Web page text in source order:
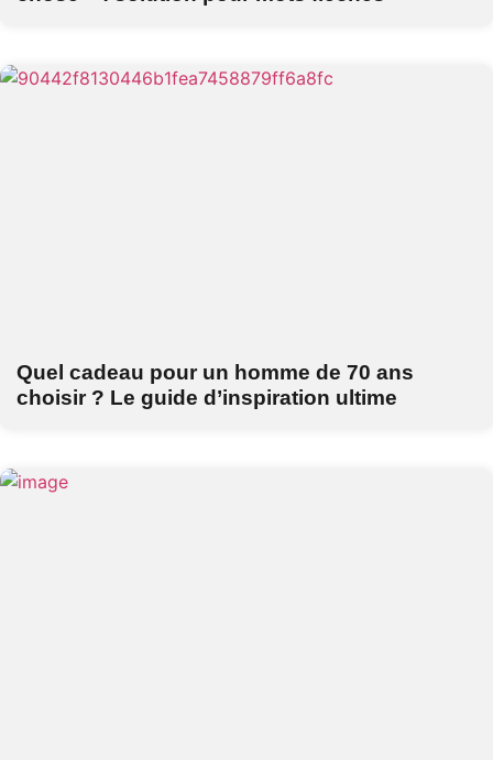
Quel cadeau pour un homme de 70 ans
choisir ? Le guide d’inspiration ultime